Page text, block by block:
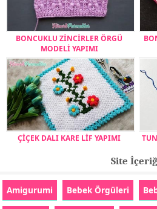
BONCUKLU ZİNCİRLER ÖRGÜ
MODELİ YAPIMI
ÇİÇEK DALI KARE LİF YAPIMI
Site
Amigurumi Bebek Örgüleri